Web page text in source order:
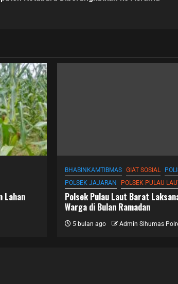
Lahan
BHABINKAMTIBMAS GIAT SOSIAL
POLSEK JAJARAN
POLSEK PULAU
Polsek Pulau Laut Barat
Warga di Bulan Ramadan
5 bulan ago Admin Sihumas